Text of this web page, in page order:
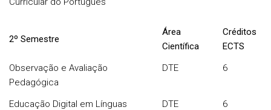
2º Semestre
Área
Científica
Créditos
ECTS
Observação e Avaliação
Pedagógica
DTE 6
Educação Digital em Línguas DTE
6